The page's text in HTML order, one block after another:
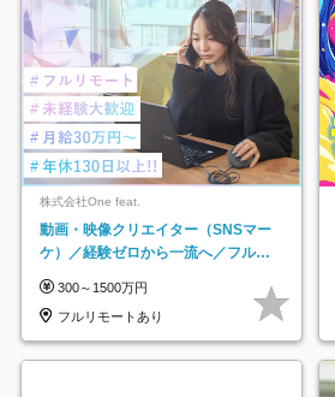
株式会社One feat.
動画・映像クリエイター（SNSマー
ケ）／経験ゼロから一流へ／フルリ
日以上
300～1500万円
フルリモートあり